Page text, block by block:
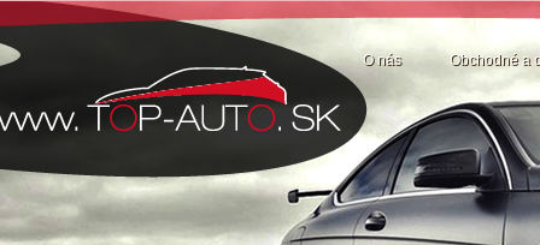
O nás Obchodné a